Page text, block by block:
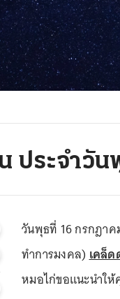
ประจำวั
วันพุธที่ 16 กรกฎาค
ทำการมงคล)เคล็
หมอไก่ขอแนะนำใ